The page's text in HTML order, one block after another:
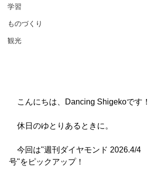
学習
ものづくり
観光
こんにちは、Dancing Shigekoです！
休日のゆとりあるときに。
今回は"週刊ダイヤモンド 2026.4/4
号"をピックアップ！